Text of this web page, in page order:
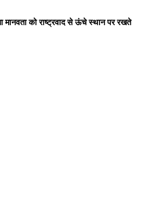
को राष्ट्रवाद से ऊंचे स्थान पर रखते